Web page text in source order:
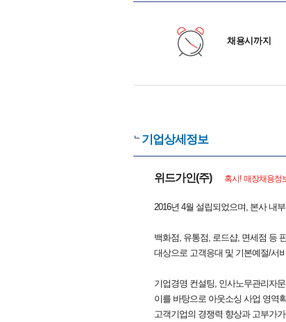
채용시까지
기업상세정보
위드가인(주) 혹시! 매장채용정
2016년 4월 설립되었으며, 본사 내
백화점, 유통점, 로드샵, 면세점 등
대상으로 고객응대 및 기본예절/서
기업경영 컨설팅, 인사노무관리자
이를 바탕으로 아웃소싱 사업 영역
고객기업의 경쟁력 향상과 고부가